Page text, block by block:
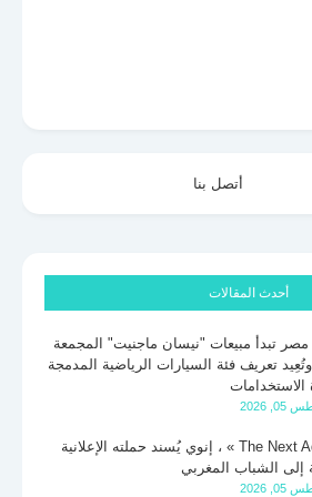
أتصل بنا
أحدث المقالات
تبدأ مبيعات "نيسان ماجنيت" المجمعة
وتُعِيد تعريف فئة السيارات الرياضية المدمجة
الاستخدامات
2026
مع « The Next Ad » ، إنوي يُسند حملته الإعلانية
إلى الشباب المغربي
2026